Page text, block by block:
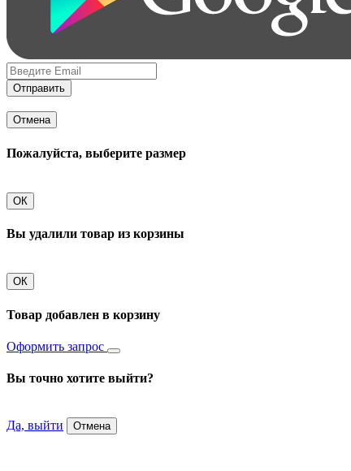
Отправить
Отмена
Пожалуйста, выберите размер
ОК
Вы удалили товар из корзины
ОК
Товар добавлен в корзину
Оформить запрос
Вы точно хотите выйти?
Да, выйти Отмена